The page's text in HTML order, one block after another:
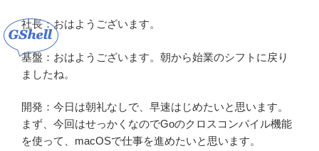
社長：おはようございます。
基盤：おはようございます。朝から始業のシフトに戻り
ましたね。
開発：今日は朝礼なしで、早速はじめたいと思います。
まず、今回はせっかくなのでGoのクロスコンパイル機能
を使って、macOSで仕事を進めたいと思います。